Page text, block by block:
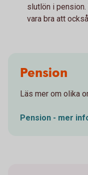
slutlön i
vara bra att
Pension
Läs mer om olika
Pension - mer